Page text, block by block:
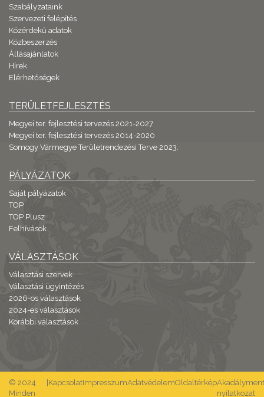
Szabályzataink
Szervezeti felépítés
Közérdekű adatok
Közbeszerzés
Állásajánlatok
Hírek
Elérhetőségek
TERÜLETFEJLESZTÉS
Megyei ter. fejlesztési tervezés 2021-2027
Megyei ter. fejlesztési tervezés 2014-2020
Somogy Vármegye Területrendezési Terve 2023.
PÁLYÁZATOK
Saját pályázatok
TOP
TOP Plusz
Felhívások
VÁLASZTÁSOK
Választási szervek
Választási ügyintézés
2026-os választások
2024-es választások
Korábbi választások
© 2024
Minden
KapcsolatImpresszumAdatvédelemOldaltérkép
nyilatkozat